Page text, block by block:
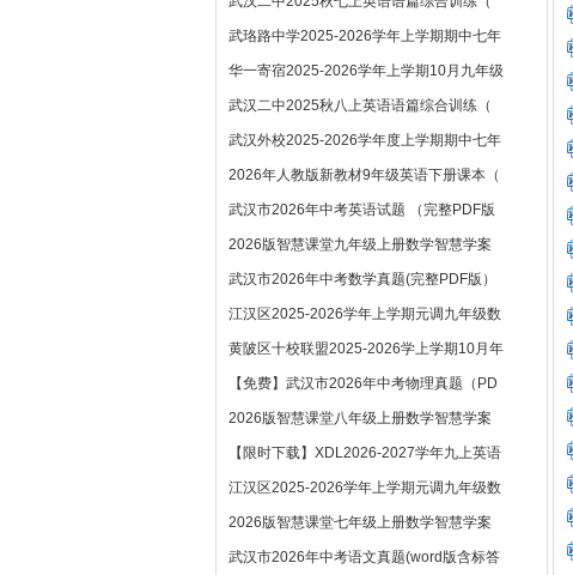
武珞路中学2025-2026学年上学期期中七年
华一寄宿2025-2026学年上学期10月九年级
武汉二中2025秋八上英语语篇综合训练（
武汉外校2025-2026学年度上学期期中七年
2026年人教版新教材9年级英语下册课本（
武汉市2026年中考英语试题 （完整PDF版
2026版智慧课堂九年级上册数学智慧学案
武汉市2026年中考数学真题(完整PDF版）
江汉区2025-2026学年上学期元调九年级数
黄陂区十校联盟2025-2026学上学期10月年
【免费】武汉市2026年中考物理真题（PD
2026版智慧课堂八年级上册数学智慧学案
【限时下载】XDL2026-2027学年九上英语
江汉区2025-2026学年上学期元调九年级数
2026版智慧课堂七年级上册数学智慧学案
武汉市2026年中考语文真题(word版含标答